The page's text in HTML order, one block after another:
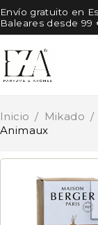
Envío gratuito en
Baleares desde 99
Inicio / Mikado /
Animaux